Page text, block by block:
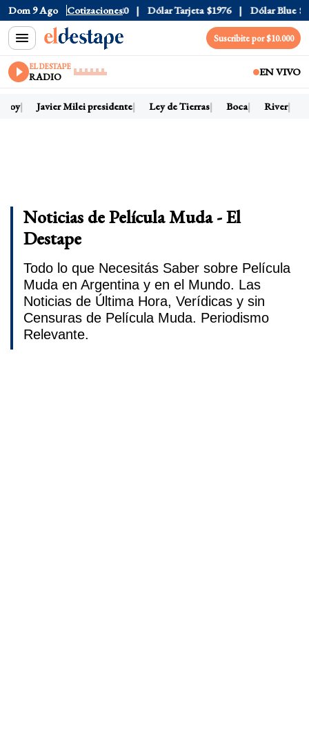
Dom 9 Ago Cotizaciones
Dólar Oficial $1520 Dólar Tarjeta $1976 Dólar Blue
Suscribite por $10.000
EL DESTAPE
RADIO EN VIVO
hoy Javier Milei presidente Ley de Tierras Boca River
Noticias de Película Muda - El
Destape
Todo lo que Necesitás Saber sobre Película
Muda en Argentina y en el Mundo. Las
Noticias de Última Hora, Verídicas y sin
Censuras de Película Muda. Periodismo
Relevante.